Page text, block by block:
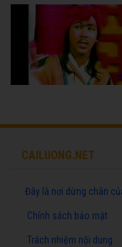
CAILUONG.NET
Đây là nơi dừng chân
Chính sách bảo mật
Trách nhiệm nội dung